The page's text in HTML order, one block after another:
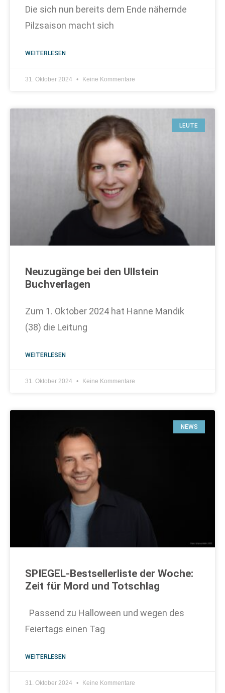
Die sich nun bereits dem Ende nähernde
Pilzsaison macht sich
WEITERLESEN
31. Oktober 2024 Keine Kommentare
LEUTE
Neuzugänge bei den Ullstein
Buchverlagen
Zum 1. Oktober 2024 hat Hanne Mandik
(38) die Leitung
WEITERLESEN
31. Oktober 2024 Keine Kommentare
NEWS
SPIEGEL-Bestsellerliste der Woche:
Zeit für Mord und Totschlag
Passend zu Halloween und wegen des
Feiertags einen Tag
WEITERLESEN
31. Oktober 2024 Keine Kommentare